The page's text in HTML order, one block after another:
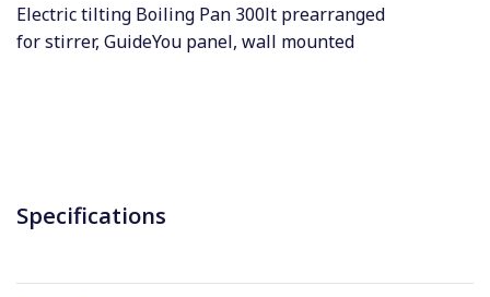
Electric tilting Boiling Pan 300lt prearranged
for stirrer, GuideYou panel, wall mounted
Specifications